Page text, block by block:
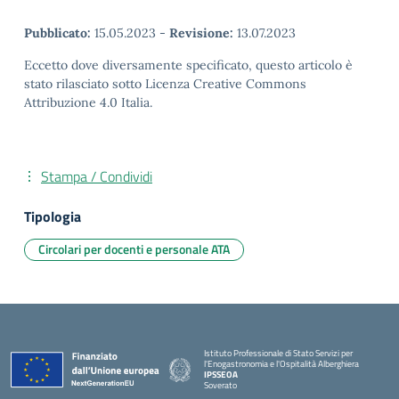
Pubblicato: 15.05.2023 - Revisione: 13.07.2023
Eccetto dove diversamente specificato, questo articolo è
stato rilasciato sotto Licenza Creative Commons
Attribuzione 4.0 Italia.
Stampa / Condividi
Tipologia
Circolari per docenti e personale ATA
Istituto Professionale di Stato Servizi per
l'Enogastronomia e l'Ospitalità Alberghiera
IPSSEOA
Soverato